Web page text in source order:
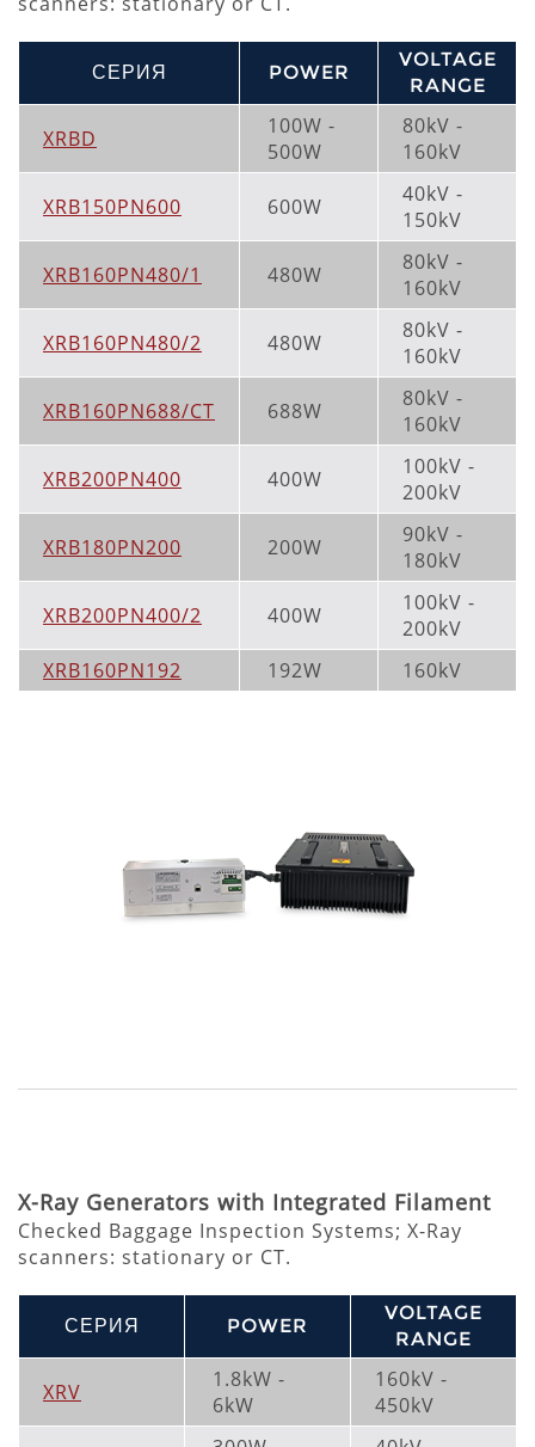
СЕРИЯ POWER
VOLTAGE
RANGE
XRBD
100W -
500W
80kV -
160kV
XRB150PN600 600W
40kV -
150kV
XRB160PN480/1 480W
80kV -
160kV
XRB160PN480/2 480W
80kV -
160kV
XRB160PN688/CT 688W
80kV -
160kV
XRB200PN400 400W
100kV -
200kV
XRB180PN200 200W
90kV -
180kV
XRB200PN400/2 400W
100kV -
200kV
XRB160PN192
192W 160kV
X-Ray Generators with Integrated Filament
Checked Baggage Inspection Systems; X-Ray
scanners: stationary or CT.
СЕРИЯ POWER
VOLTAGE
RANGE
XRV
1.8kW -
6kW
160kV -
450kV